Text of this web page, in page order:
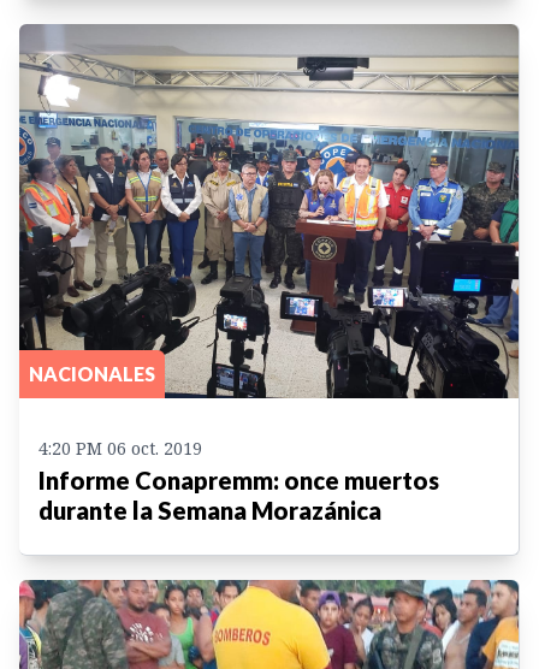
NACIONALES
4:20 PM 06 oct. 2019
Informe Conapremm: once muertos
durante la Semana Morazánica